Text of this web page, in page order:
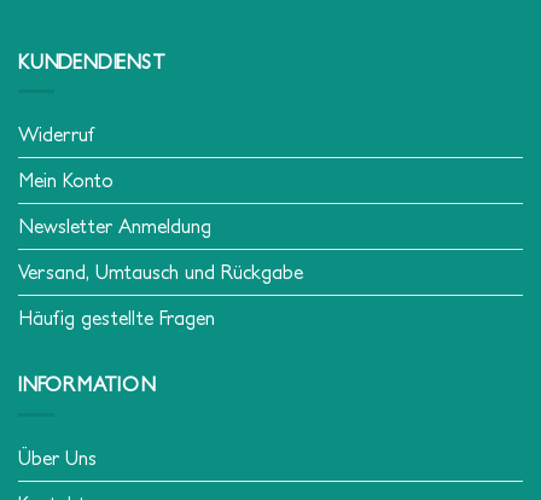
KUNDENDIENST
Widerruf
Mein Konto
Newsletter Anmeldung
Versand, Umtausch und Rückgabe
Häufig gestellte Fragen
INFORMATION
Über Uns